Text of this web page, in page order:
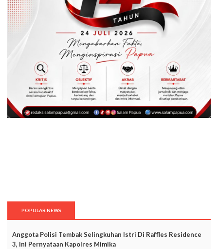
POPULAR NEWS
Anggota Polisi Tembak Selingkuhan Istri Di Raffles Residence
3, Ini Pernyataan Kapolres Mimika